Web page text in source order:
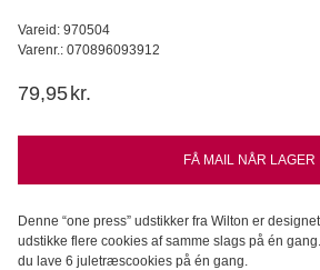
Vareid: 970504
Varenr.: 070896093912
79,95 kr.
FÅ MAIL NÅR LAGER
Denne “one press” udstikker fra Wilton er
udstikke flere cookies af samme slags på én
du lave 6 juletræscookies på én gang.